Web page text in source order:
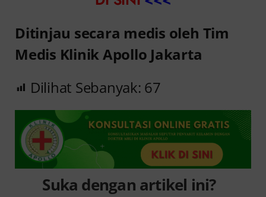
Ditinjau secara medis oleh Tim
Medis Klinik Apollo Jakarta
Dilihat Sebanyak: 67
Suka dengan artikel ini?